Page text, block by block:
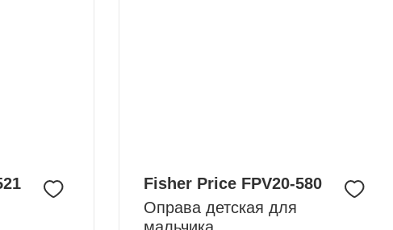
Fisher Price FPV20-580
Оправа детская для